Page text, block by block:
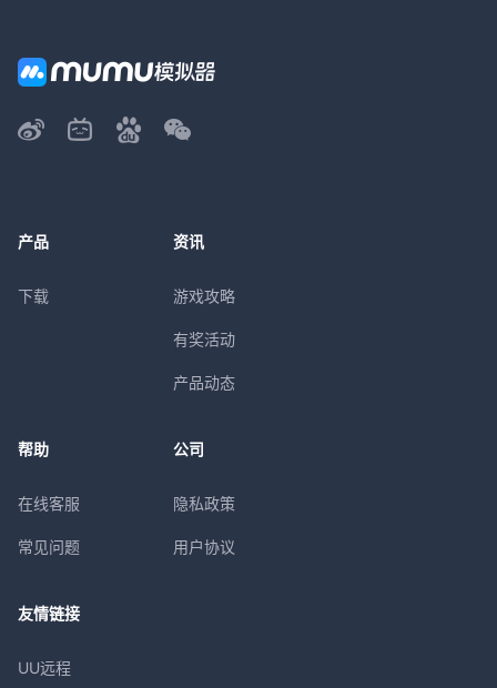
产品
下载
资讯
游戏攻略
有奖活动
产品动态
帮助
在线客服
常见问题
公司
隐私政策
用户协议
友情链接
UU远程